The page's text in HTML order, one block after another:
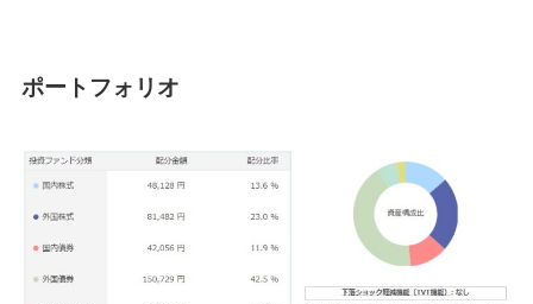
ポートフォリオ